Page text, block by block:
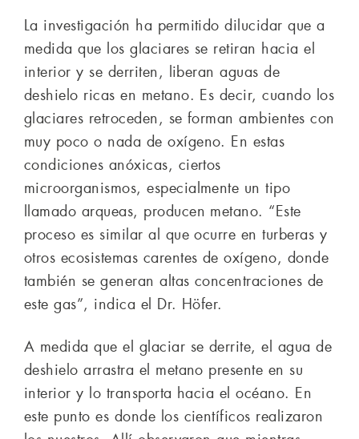
La investigación ha permitido dilucidar que a
medida que los glaciares se retiran hacia el
interior y se derriten, liberan aguas de
deshielo ricas en metano. Es decir, cuando los
glaciares retroceden, se forman ambientes con
muy poco o nada de oxígeno. En estas
condiciones anóxicas, ciertos
microorganismos, especialmente un tipo
llamado arqueas, producen metano. “Este
proceso es similar al que ocurre en turberas y
otros ecosistemas carentes de oxígeno, donde
también se generan altas concentraciones de
este gas”, indica el Dr. Höfer.
A medida que el glaciar se derrite, el agua de
deshielo arrastra el metano presente en su
interior y lo transporta hacia el océano. En
este punto es donde los científicos realizaron